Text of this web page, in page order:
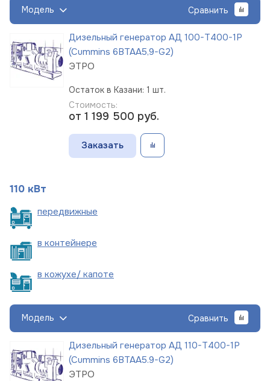
Модель Сравнить
Дизельный генератор АД 100-Т400-1Р
(Cummins 6BTAA5,9-G2)
ЭТРО
Остаток в Казани: 1 шт.
Стоимость:
от 1 199 500 руб.
Заказать
110 кВт
передвижные
в контейнере
в кожухе/ капоте
Модель Сравнить
Дизельный генератор АД 110-Т400-1Р
(Cummins 6BTAA5.9-G2)
ЭТРО